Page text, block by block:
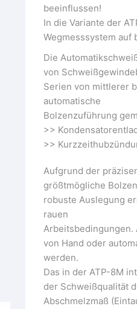
beeinflussen!
In die Variante der
Wegmesssystem
Die
von
Serien von mittlerer
automatische
Bolzenzuführung
>>
>>
Aufgrund der
größtmögliche
robuste Auslegung
rauen
Arbeitsbedingungen.
von Hand oder
werden.
Das in der ATP-8M
der Schweißqualität
Abschmelzmaß